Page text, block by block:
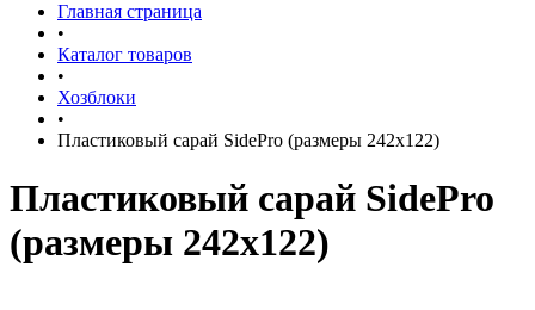
Главная страница
•
Каталог товаров
•
Хозблоки
•
Пластиковый сарай SidePro (размеры 242х122)
Пластиковый сарай SidePro
(размеры 242х122)